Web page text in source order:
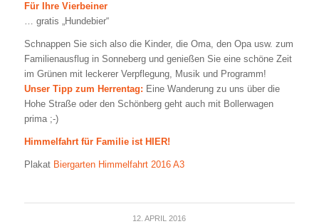
Für Ihre Vierbeiner
… gratis „Hundebier“
Schnappen Sie sich also die Kinder, die Oma, den Opa usw. zum
Familienausflug in Sonneberg und genießen Sie eine schöne Zeit
im Grünen mit leckerer Verpflegung, Musik und Programm!
Unser Tipp zum Herrentag: Eine Wanderung zu uns über die
Hohe Straße oder den Schönberg geht auch mit Bollerwagen
prima ;-)
Himmelfahrt für Familie ist HIER!
Plakat Biergarten Himmelfahrt 2016 A3
12. APRIL 2016